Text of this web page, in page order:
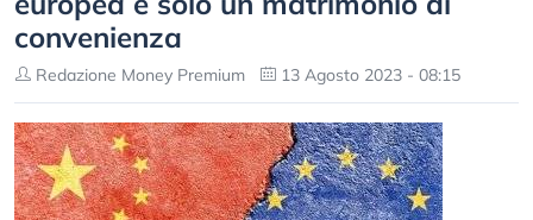
convenienza
Redazione Money Premium 13 Agosto 2023 - 08:15